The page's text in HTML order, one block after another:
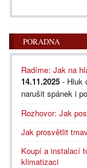
PORADNA
Radíme: Jak na
14.11.2025 - Hluk
narušit spánek i
Rozhovor: Jak
Jak prosvětlit
Koupí a instalací
klimatizaci